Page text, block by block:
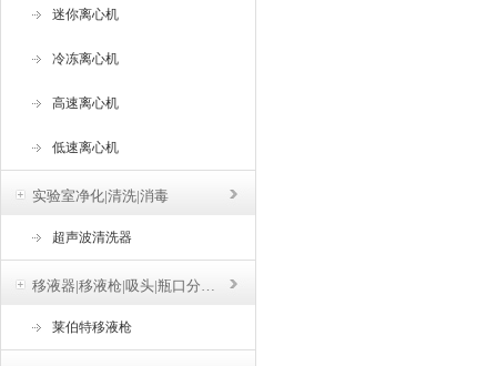
迷你离心机
冷冻离心机
高速离心机
低速离心机
实验室净化|清洗|消毒
超声波清洗器
移液器|移液枪|吸头|瓶口分液器
莱伯特移液枪